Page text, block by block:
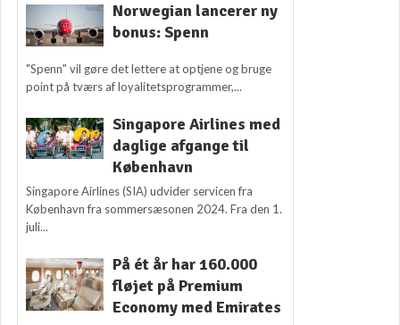
Norwegian lancerer ny
bonus: Spenn
"Spenn" vil gøre det lettere at optjene og bruge
point på tværs af loyalitetsprogrammer,...
Singapore Airlines med
daglige afgange til
København
Singapore Airlines (SIA) udvider servicen fra
København fra sommersæsonen 2024. Fra den 1.
juli...
På ét år har 160.000
fløjet på Premium
Economy med Emirates